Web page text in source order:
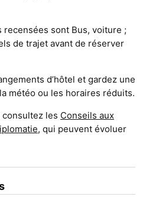
recensées sont Bus, voiture ;
de trajet avant de réserver
d’hôtel et gardez une
météo ou les horaires réduits.
consultez les Conseils aux
, qui peuvent évoluer